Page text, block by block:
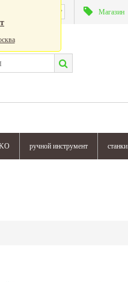
Магазин
ручной инструмент станки